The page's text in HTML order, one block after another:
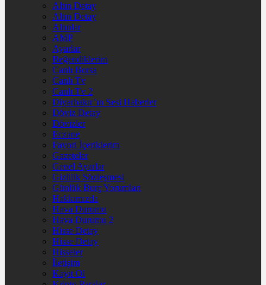
Altın Detay
Altın Detay
Altınlar
AMP
Ayarlar
Beğendiklerim
Canlı Borsa
Canlı Tv
Canlı Tv 2
Diyarbakır’ın Sesi Haberler
Döviz Detay
Dövizler
Eczane
Favori İçeriklerim
Gazeteler
Genel Ayarlar
Gizlilik Sözleşmesi
Günlük Burç Yorumları
Hakkımızda
Hava Durumu
Hava Durumu 2
Hisse Detay
Hisse Detay
Hisseler
İletişim
Kayıt Ol